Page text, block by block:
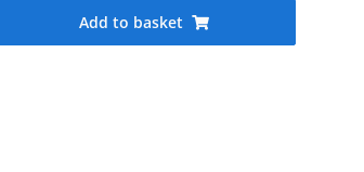
Add to basket